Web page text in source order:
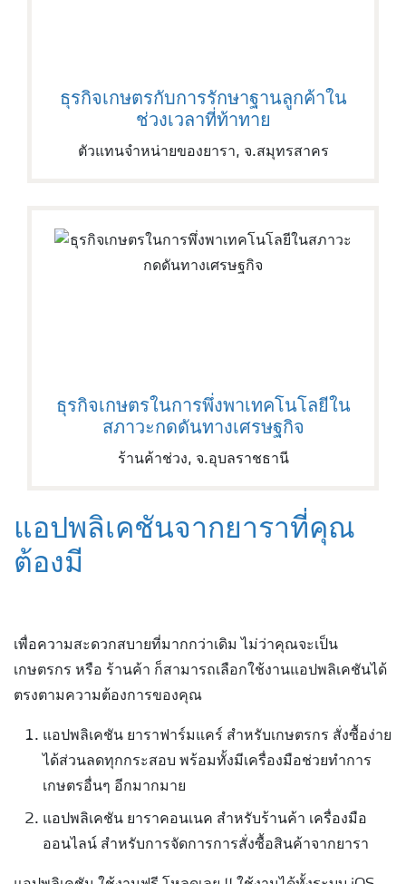
ธุรกิจเกษตรกับการรักษาฐานลูกค้าใน
ช่วงเวลาที่ท้าทาย
ตัวแทนจำหน่ายของยารา, จ.สมุทรสาคร
ธุรกิจเกษตรในการพึ่งพาเทคโนโลยีใน
สภาวะกดดันทางเศรษฐกิจ
ร้านค้าช่วง, จ.อุบลราชธานี
แอปพลิเคชันจากยาราที่คุณ
ต้องมี
เพื่อความสะดวกสบายที่มากกว่าเดิม ไม่ว่าคุณจะเป็น
เกษตรกร หรือ ร้านค้า ก็สามารถเลือกใช้งานแอปพลิเคชันได้
ตรงตามความต้องการของคุณ
แอปพลิเคชัน ยาราฟาร์มแคร์ สำหรับเกษตรกร สั่งซื้อง่าย
ได้ส่วนลดทุกกระสอบ พร้อมทั้งมีเครื่องมือช่วยทำการ
เกษตรอื่นๆ อีกมากมาย
แอปพลิเคชัน ยาราคอนเนค สำหรับร้านค้า เครื่องมือ
ออนไลน์ สำหรับการจัดการการสั่งซื้อสินค้าจากยารา